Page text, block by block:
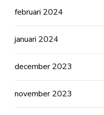
februari 2024
januari 2024
december 2023
november 2023